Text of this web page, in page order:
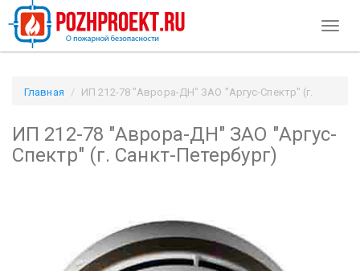
Главная
ИП 212-78 "Аврора-ДН" ЗАО "Аргус-Спектр" (г.
ИП 212-78 "Аврора-ДН" ЗАО "Аргус-
Спектр" (г. Санкт-Петербург)